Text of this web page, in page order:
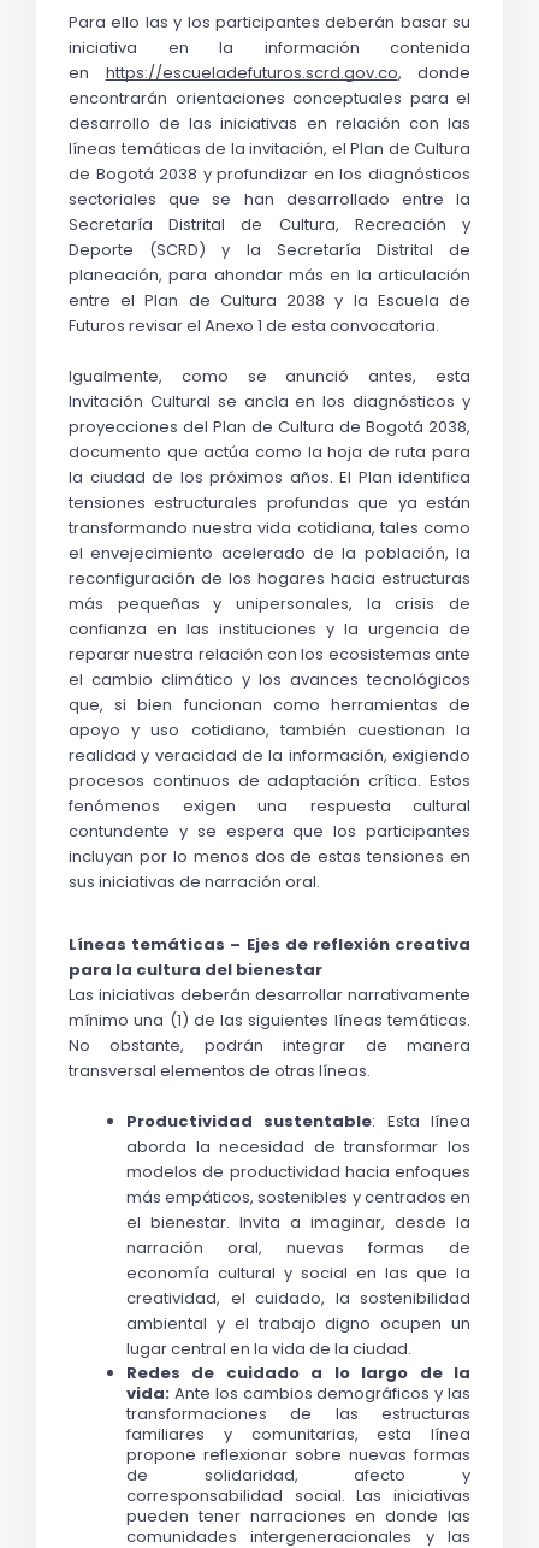
Para ello las y los participantes deberán basar su
iniciativa en la información contenida
en https://escueladefuturos.scrd.gov.co, donde
encontrarán orientaciones conceptuales para el
desarrollo de las iniciativas en relación con las
líneas temáticas de la invitación, el Plan de Cultura
de Bogotá 2038 y profundizar en los diagnósticos
sectoriales que se han desarrollado entre la
Secretaría Distrital de Cultura, Recreación y
Deporte (SCRD) y la Secretaría Distrital de
planeación, para ahondar más en la articulación
entre el Plan de Cultura 2038 y la Escuela de
Futuros revisar el Anexo 1 de esta convocatoria.
Igualmente, como se anunció antes, esta
Invitación Cultural se ancla en los diagnósticos y
proyecciones del Plan de Cultura de Bogotá 2038,
documento que actúa como la hoja de ruta para
la ciudad de los próximos años. El Plan identifica
tensiones estructurales profundas que ya están
transformando nuestra vida cotidiana, tales como
el envejecimiento acelerado de la población, la
reconfiguración de los hogares hacia estructuras
más pequeñas y unipersonales, la crisis de
confianza en las instituciones y la urgencia de
reparar nuestra relación con los ecosistemas ante
el cambio climático y los avances tecnológicos
que, si bien funcionan como herramientas de
apoyo y uso cotidiano, también cuestionan la
realidad y veracidad de la información, exigiendo
procesos continuos de adaptación crítica. Estos
fenómenos exigen una respuesta cultural
contundente y se espera que los participantes
incluyan por lo menos dos de estas tensiones en
sus iniciativas de narración oral.
Líneas temáticas – Ejes de reflexión creativa
para la cultura del bienestar
Las iniciativas deberán desarrollar narrativamente
mínimo una (1) de las siguientes líneas temáticas.
No obstante, podrán integrar de manera
transversal elementos de otras líneas.
Productividad sustentable: Esta línea
aborda la necesidad de transformar los
modelos de productividad hacia enfoques
más empáticos, sostenibles y centrados en
el bienestar. Invita a imaginar, desde la
narración oral, nuevas formas de
economía cultural y social en las que la
creatividad, el cuidado, la sostenibilidad
ambiental y el trabajo digno ocupen un
lugar central en la vida de la ciudad.
Redes de cuidado a lo largo de la
vida: Ante los cambios demográficos y las
transformaciones de las estructuras
familiares y comunitarias, esta línea
propone reflexionar sobre nuevas formas
de solidaridad, afecto y
corresponsabilidad social. Las iniciativas
pueden tener narraciones en donde las
comunidades intergeneracionales y las